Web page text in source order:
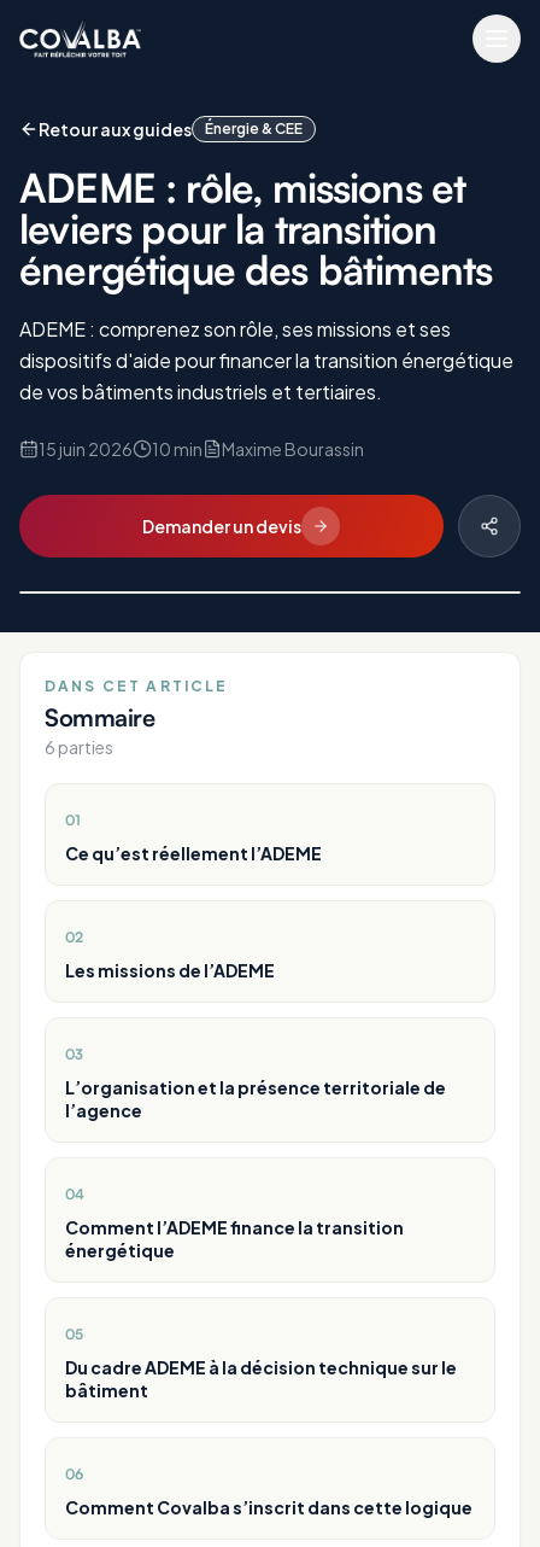
Retour aux guides Énergie & CEE
ADEME : rôle, missions et
leviers pour la transition
énergétique des bâtiments
ADEME : comprenez son rôle, ses missions et ses
dispositifs d'aide pour financer la transition énergétique
de vos bâtiments industriels et tertiaires.
15 juin 2026 10 min Maxime Bourassin
Demander un devis
DANS CET ARTICLE
Sommaire
6 parties
01
Ce qu’est réellement l’ADEME
02
Les missions de l’ADEME
03
L’organisation et la présence territoriale de
l’agence
04
Comment l’ADEME finance la transition
énergétique
05
Du cadre ADEME à la décision technique sur le
bâtiment
06
Comment Covalba s’inscrit dans cette logique